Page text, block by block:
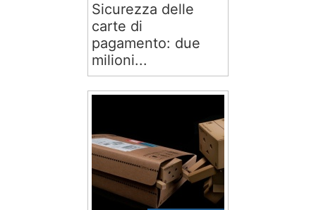
Sicurezza delle
carte di
pagamento: due
milioni...